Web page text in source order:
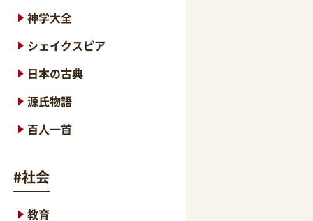
神学大全
シェイクスピア
日本の古典
源氏物語
百人一首
#社会
教育